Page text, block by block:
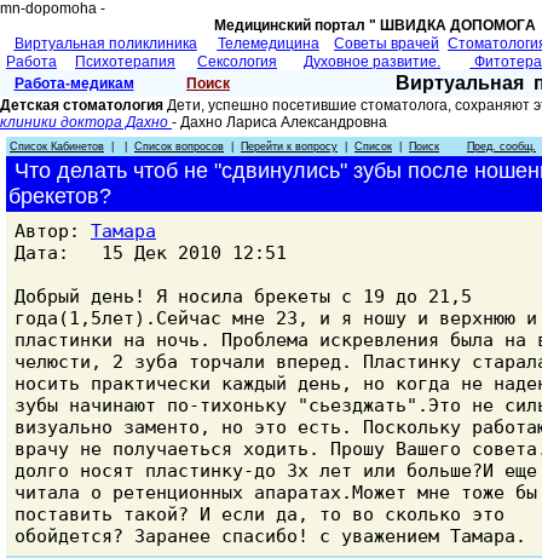
mn-dopomoha -
Медицинский портал " ШВИДКА
Виртуальная поликлиника
Телемедицина Советы врачей
Работа
Психотерапия Сексология Духовное развитие.
Работа-медикам
Поиск Виртуальная
Детская стоматология Дети, успешно посетившие стоматолога,
клиники доктора Дахно - Дахно Лариса Александровнa
Список Кабинетов Список вопросов Перейти к вопросу Список Поиск Пред. сообщ.
Что делать чтоб не "сдвинулись" зубы после
брекетов?
Автор: Тамара
Дата: 15 Дек 2010 12:51
Добрый день! Я носила брекеты с 19 до 21,5
года(1,5лет).Сейчас мне 23, и я ношу и верхнюю и
пластинки на ночь. Проблема искревления была на
челюсти, 2 зуба торчали вперед. Пластинку
носить практически каждый день, но когда не
зубы начинают по-тихоньку "сьезджать".Это не
визуально заменто, но это есть. Поскольку
врачу не получаеться ходить. Прошу Вашего
долго носят пластинку-до 3х лет или больше?И
читала о ретенционных апаратах.Может мне тоже
поставить такой? И если да, то во сколько это
обойдется? Заранее спасибо! с уважением Тамара.